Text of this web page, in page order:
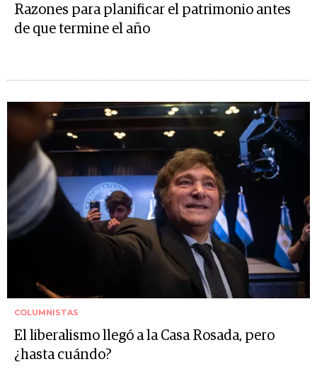
Razones para planificar el patrimonio antes
de que termine el año
COLUMNISTAS
El liberalismo llegó a la Casa Rosada, pero
¿hasta cuándo?